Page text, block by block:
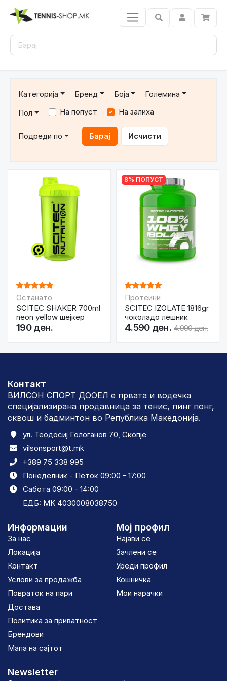
Категорија Бренд Боја
Големина
Пол
На попуст На залиха
Подреди по Барај Исчисти
Останато
SCITEC SHAKER 700ml
neon yellow шејкер
190 ден.
8% ПОПУСТ
Протеини
SCITEC IZOLATE 1816gr
чоколадо лешник
4.590 ден. 4.990 ден.
Контакт
ВИЛСОН СПОРТ ДООЕЛ е првата и водечка
специјализирана продавница за тенис, пинг понг,
сквош и бадминтон во Република Македонија.
ул. Теодосиј Гологанов 70, Скопје
vilsonsport@t.mk
+389 75 338 995
Понеделник - Петок 09:00 - 17:00
Сабота 09:00 - 14:00
ЕДБ: MK 4030008038750
Информации
За нас
Локација
Контакт
Услови за продажба
Повраток на пари
Достава
Политика за приватност
Брендови
Мапа на сајтот
Мој профил
Најави се
Зачлени се
Уреди профил
Кошничка
Мои нарачки
Newsletter